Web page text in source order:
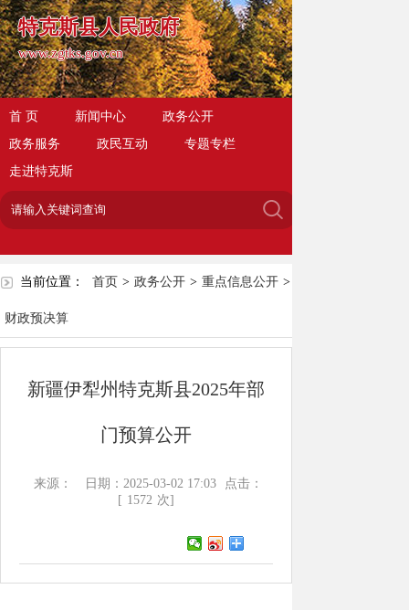
特克斯县人民政府
www.zgtks.gov.cn
首 页 新闻中心
政务公开
政务服务
政民互动
专题专栏
走进特克斯
当前位置： 首页 > 政务公开 > 重点信息公开 >
财政预决算
新疆伊犁州特克斯县2025年部
门预算公开
来源： 日期：2025-03-02 17:03
点击：
[ 1572 次]